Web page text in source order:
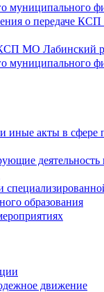
муниципального
о передаче
МО Лабинский
муниципального
акты в сфере
деятельность
образования
движение